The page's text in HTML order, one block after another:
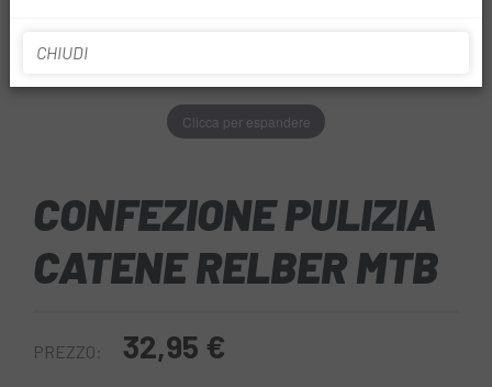
Clicca per espandere
CONFEZIONE PULIZIA
CATENE RELBER MTB
PREZZO: 32,95 €
CHIUDI